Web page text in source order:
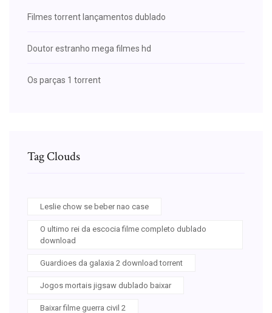
Filmes torrent lançamentos dublado
Doutor estranho mega filmes hd
Os parças 1 torrent
Tag Clouds
Leslie chow se beber nao case
O ultimo rei da escocia filme completo dublado
download
Guardioes da galaxia 2 download torrent
Jogos mortais jigsaw dublado baixar
Baixar filme guerra civil 2